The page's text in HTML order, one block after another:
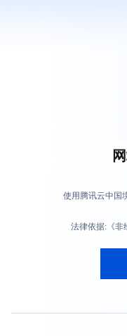
使用腾讯云中国
法律依据:《非